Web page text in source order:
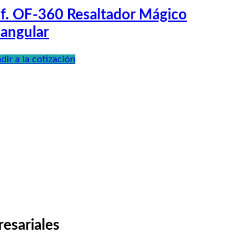
OF-360 Resaltador Mágico
a la cotización